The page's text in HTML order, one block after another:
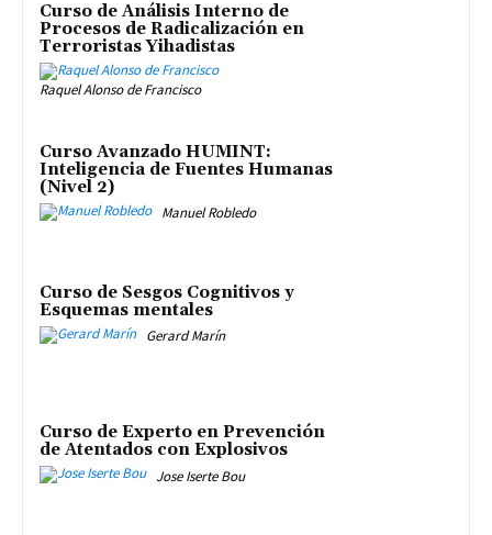
Curso de Análisis Interno de
Procesos de Radicalización en
Terroristas Yihadistas
Raquel Alonso de Francisco
Curso Avanzado HUMINT:
Inteligencia de Fuentes Humanas
(Nivel 2)
Manuel Robledo
Curso de Sesgos Cognitivos y
Esquemas mentales
Gerard Marín
Curso de Experto en Prevención
de Atentados con Explosivos
Jose Iserte Bou